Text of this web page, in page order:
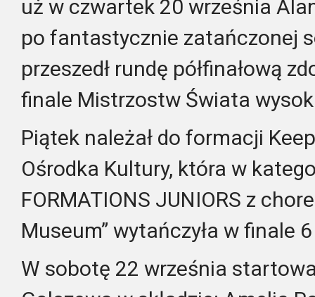
uż w czwartek 20 września
po fantastycznie zatańczonej
przeszedł rundę półfinałową
finale Mistrzostw Świata
Piątek należał do formacji
Ośrodka Kultury, która w
FORMATIONS JUNIORS z
Museum” wytańczyła w finale
W sobotę 22 września